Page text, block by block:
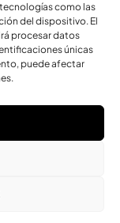
como las
del dispositivo. El
procesar datos
únicas
puede afectar